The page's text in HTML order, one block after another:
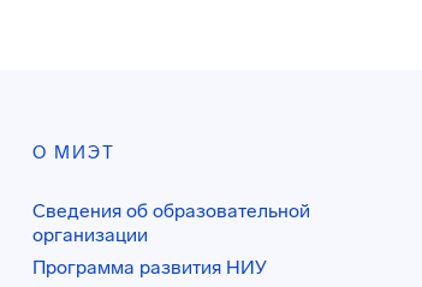
О МИЭТ
Сведения об образовательной
организации
Программа развития НИУ